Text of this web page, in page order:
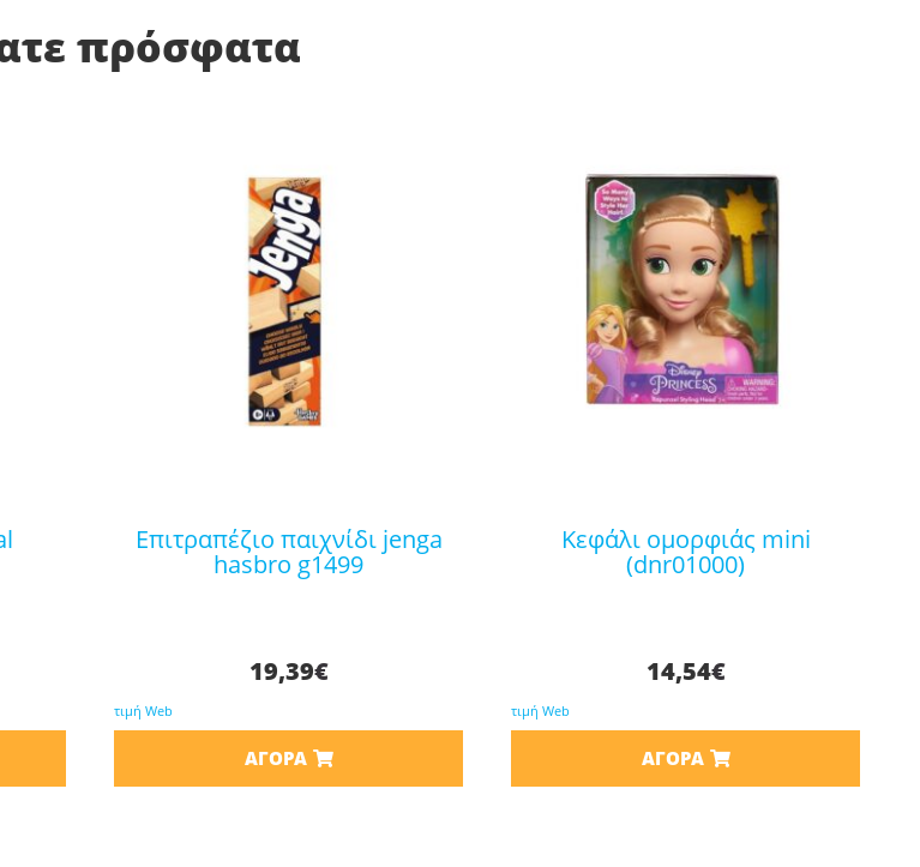
πρόσφατα
επιτραπέζιο παιχνίδι jenga
hasbro g1499
19,39€
τιμή Web
ΑΓΟΡΆ
κεφάλι ομορφιάς mini
(dnr01000)
14,54€
τιμή Web
ΑΓΟΡΆ